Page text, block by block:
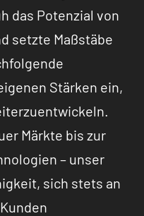
das Potenzial von
setzte Maßstäbe
Stärken ein,
Märkte bis zur
– unser
sich stets an